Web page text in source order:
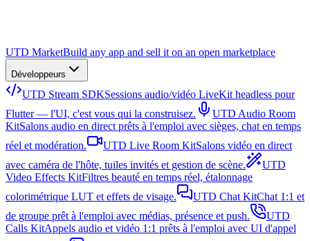
UTD MarketBuild any app and sell it on an open marketplace
Développeurs
UTD Stream SDKSessions audio/vidéo LiveKit headless pour
Flutter — l'UI, c'est vous qui la construisez.
UTD Audio Room
KitSalons audio en direct prêts à l'emploi avec sièges, chat en temps
réel et modération.
UTD Live Room KitSalons vidéo en direct
avec caméra de l'hôte, tuiles invités et gestion de scène.
UTD
Video Effects KitFiltres beauté en temps réel, étalonnage
colorimétrique LUT et effets de visage.
UTD Chat KitChat 1:1 et
de groupe prêt à l'emploi avec médias, présence et push.
UTD
Calls KitAppels audio et vidéo 1:1 prêts à l'emploi avec UI d'appel